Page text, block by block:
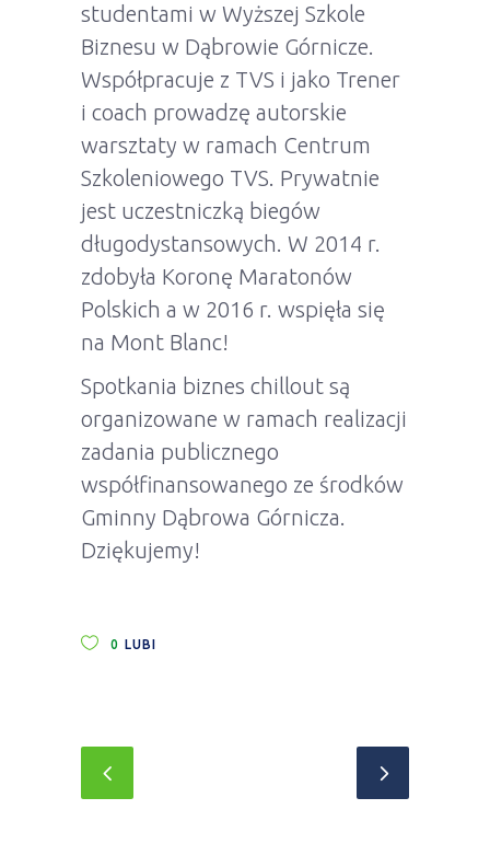
studentami w Wyższej Szkole
Biznesu w Dąbrowie Górnicze.
Współpracuje z TVS i jako Trener
i coach prowadzę autorskie
warsztaty w ramach Centrum
Szkoleniowego TVS. Prywatnie
jest uczestniczką biegów
długodystansowych. W 2014 r.
zdobyła Koronę Maratonów
Polskich a w 2016 r. wspięła się
na Mont Blanc!
Spotkania biznes chillout są
organizowane w ramach realizacji
zadania publicznego
współfinansowanego ze środków
Gminny Dąbrowa Górnicza.
Dziękujemy!
0 LUBI